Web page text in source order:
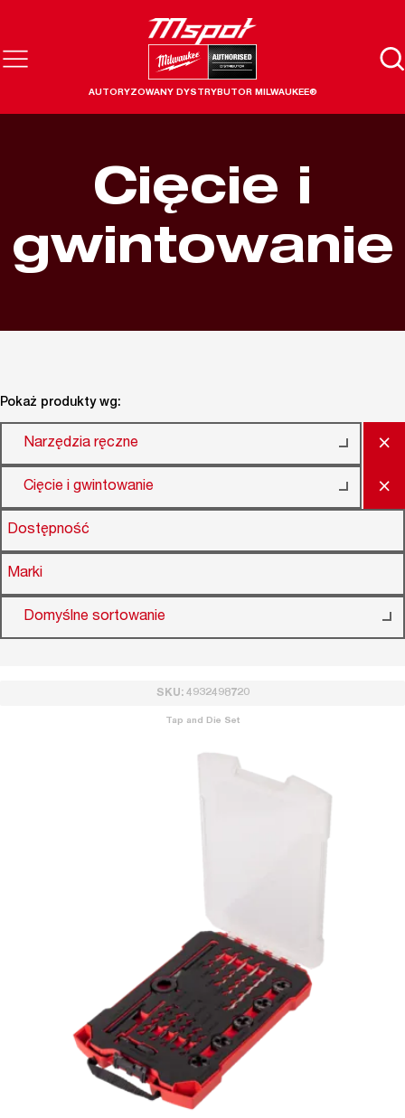
AUTORYZOWANY DYSTRYBUTOR MILWAUKEE®
Cięcie i
gwintowanie
Pokaż produkty wg:
Narzędzia ręczne ×
Cięcie i gwintowanie ×
Dostępność
Marki
Domyślne sortowanie
SKU: 4932498720
Tap and Die Set